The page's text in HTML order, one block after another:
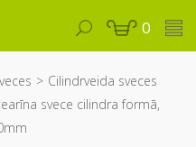
0
Cilindrveida sveces
svece cilindra formā,